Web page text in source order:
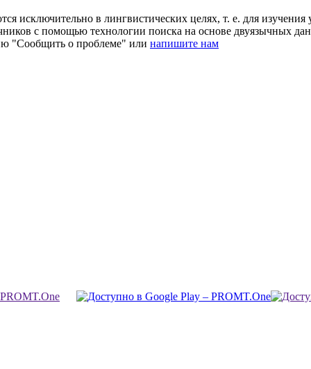
исключительно в лингвистических целях, т. е. для
с помощью технологии поиска на основе двуязычных
"Сообщить о проблеме" или напишите нам